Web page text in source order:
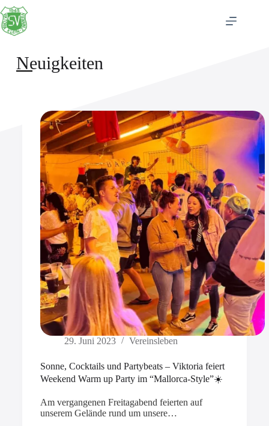
Neuigkeiten
29. Juni 2023 Vereinsleben
Sonne, Cocktails und Partybeats – Viktoria feiert
Weekend Warm up Party im “Mallorca-Style”☀️
Am vergangenen Freitagabend feierten auf
unserem Gelände rund um unsere…